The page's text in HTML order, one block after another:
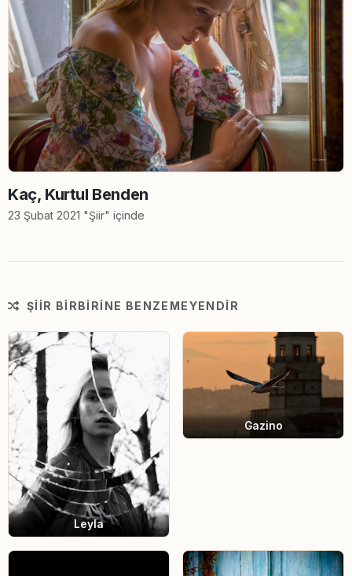
Kaç, Kurtul Benden
23 Şubat 2021 "Şiir" içinde
ŞIIR BIRBIRINE BENZEMEYENDIR
Leyla
Gazino